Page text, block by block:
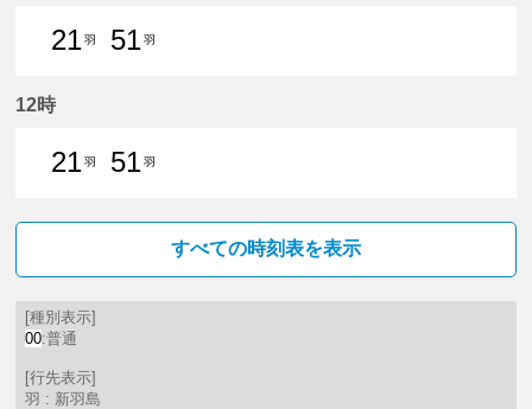
21羽
51羽
12時
21羽
51羽
すべての時刻表を表示
[種別表示]
00:普通
[行先表示]
羽 : 新羽島